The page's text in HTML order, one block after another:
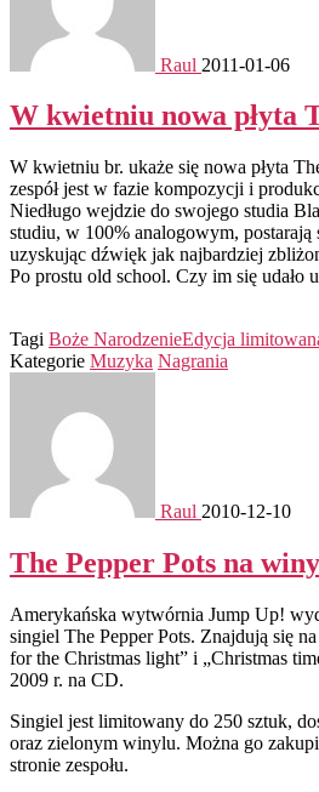
Raul 2011-01-06
W kwietniu nowa płyta
W kwietniu br. ukaże się nowa płyta
zespół jest w fazie kompozycji i
Niedługo wejdzie do swojego studia
studiu, w 100% analogowym, postarają
uzyskując dźwięk jak najbardziej
Po prostu old school. Czy im się udało
Tagi Boże NarodzenieEdycja
Kategorie Muzyka Nagrania
Raul 2010-12-10
The Pepper Pots na
Amerykańska wytwórnia Jump Up!
singiel The Pepper Pots. Znajdują się
for the Christmas light” i „Christmas
2009 r. na CD.
Singiel jest limitowany do 250 sztuk,
oraz zielonym winylu. Można go
stronie zespołu.